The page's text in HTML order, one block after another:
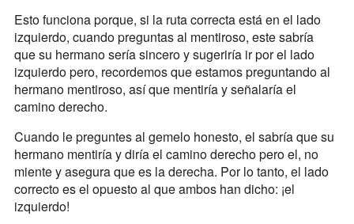
Esto funciona porque, si la ruta correcta está en el lado
izquierdo, cuando preguntas al mentiroso, este sabría
que su hermano sería sincero y sugeriría ir por el lado
izquierdo pero, recordemos que estamos preguntando al
hermano mentiroso, así que mentiría y señalaría el
camino derecho.
Cuando le preguntes al gemelo honesto, el sabría que su
hermano mentiría y diría el camino derecho pero el, no
miente y asegura que es la derecha. Por lo tanto, el lado
correcto es el opuesto al que ambos han dicho: ¡el
izquierdo!